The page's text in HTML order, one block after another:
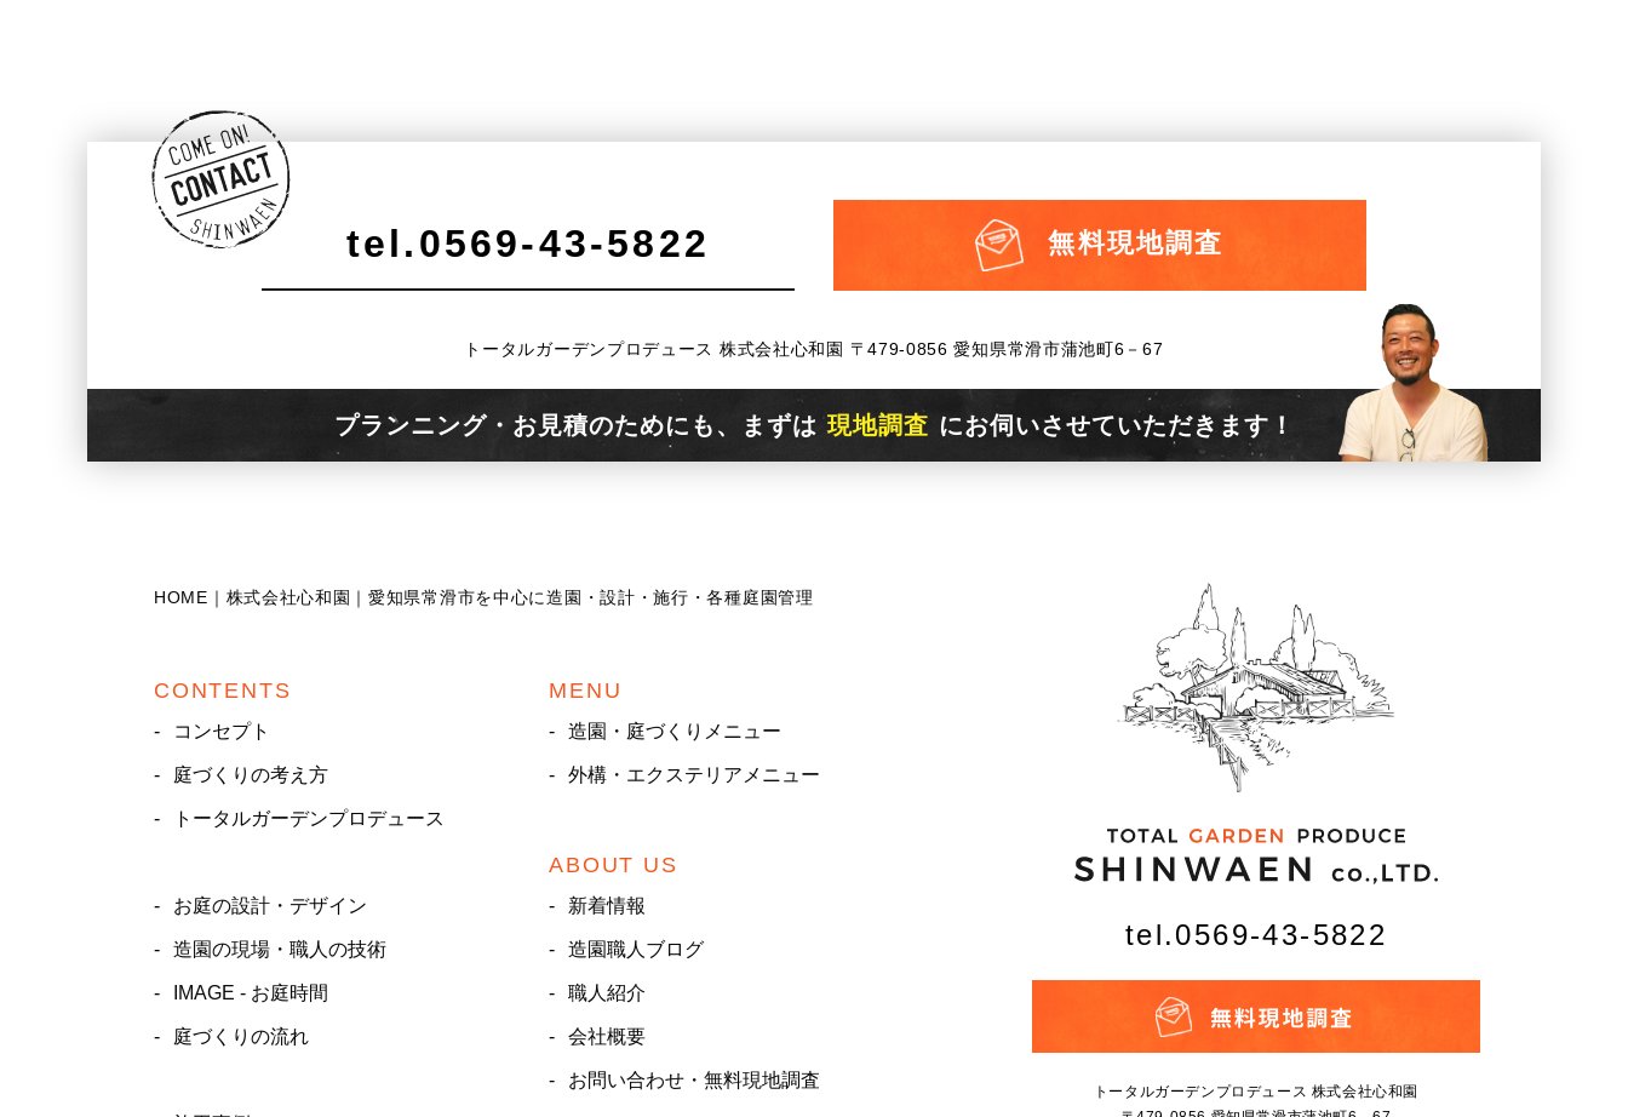
tel.0569-43-5822 無料現地調査
トータルガーデンプロデュース 株式会社心和園 〒479-0856 愛知県常滑市蒲池町6－67
プランニング・お見積のためにも、まずは 現地調査 にお伺いさせていただきます！
HOME｜株式会社心和園｜愛知県常滑市を中心に造園・設計・施行・各種庭園管理
CONTENTS
コンセプト
庭づくりの考え方
トータルガーデンプロデュース
お庭の設計・デザイン
造園の現場・職人の技術
IMAGE - お庭時間
庭づくりの流れ
MENU
造園・庭づくりメニュー
外構・エクステリアメニュー
ABOUT US
新着情報
造園職人ブログ
職人紹介
会社概要
お問い合わせ・無料現地調査
tel.0569-43-5822
トータルガーデンプロデュース 株式会社心和園